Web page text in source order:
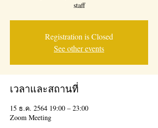
staff
Registration is Closed
See other events
เวลาและสถานที่
15 ธ.ค. 2564 19:00 – 23:00
Zoom Meeting